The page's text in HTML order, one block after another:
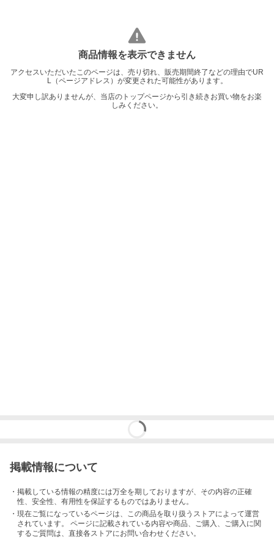
商品情報を表示できません
アクセスいただいたこのページは、売り切れ、販売期間終了などの理由でUR
L（ページアドレス）が変更された可能性があります。
大変申し訳ありませんが、当店のトップページから引き続きお買い物をお楽
しみください。
掲載情報について
・掲載している情報の精度には万全を期しておりますが、その内容の正確
性、安全性、有用性を保証するものではありません。
・現在ご覧になっているページは、この商品を取り扱うストアによって運営
されています。 ページに記載されている内容や商品、ご購入 、ご購入に関
するご質問は、直接各ストアにお問い合わせください。